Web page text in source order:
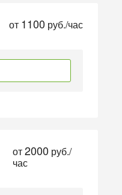
от 1100 руб./час
от2000 руб./
час